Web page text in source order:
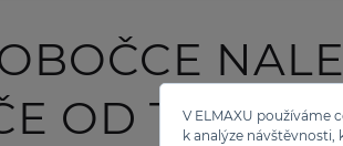
V ELMAXU používáme
k analýze návštěvnosti,
OD